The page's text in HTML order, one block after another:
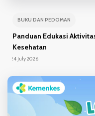
BUKU DAN PEDOMAN
Panduan Edukasi
Kesehatan
24 July 2026